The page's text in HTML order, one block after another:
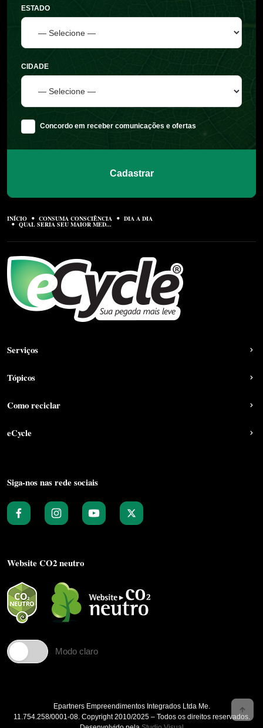
ESTADO
CIDADE
Concordo em receber comunicações e ofertas
Cadastrar
INÍCIO CONSUMA CONSCIÊNCIA DIA A DIA
QUAL SERIA SEU MAIOR MED...
Serviços
Tópicos
Como reciclar
eCycle
Siga-nos nas rede sociais
Website CO2 neutro
Modo claro
Epartners Empreendimentos Integrados Ltda Me.
11.754.258/0001‐08. Copyright 2010/2025 – Todos os direitos reservados.